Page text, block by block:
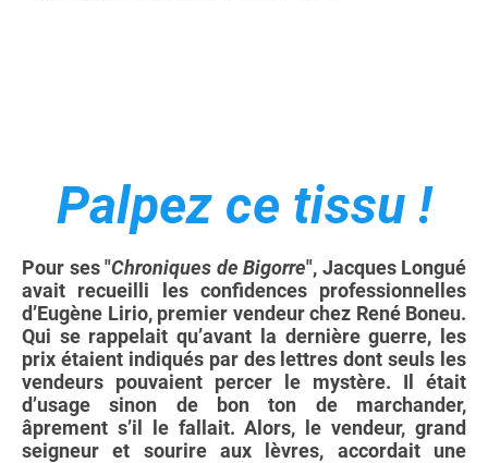
Palpez ce tissu !
Pour ses "Chroniques de Bigorre", Jacques Longué
avait recueilli les confidences professionnelles
d’Eugène Lirio, premier vendeur chez René Boneu.
Qui se rappelait qu’avant la dernière guerre, les
prix étaient indiqués par des lettres dont seuls les
vendeurs pouvaient percer le mystère. Il était
d’usage sinon de bon ton de marchander,
âprement s’il le fallait. Alors, le vendeur, grand
seigneur et sourire aux lèvres, accordait une